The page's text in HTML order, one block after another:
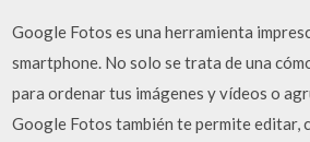
Google Fotos es una herramienta
smartphone. No solo se trata de una
para ordenar tus imágenes y vídeos o
Google Fotos también te permite editar,